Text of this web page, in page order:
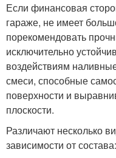
Если финансовая
гараже, не имеет
порекомендовать
исключительно
воздействиям
смеси, способные
поверхности и
плоскости.
Различают несколько
зависимости от состава: